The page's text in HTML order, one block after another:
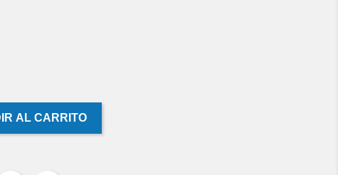
AL CARRITO